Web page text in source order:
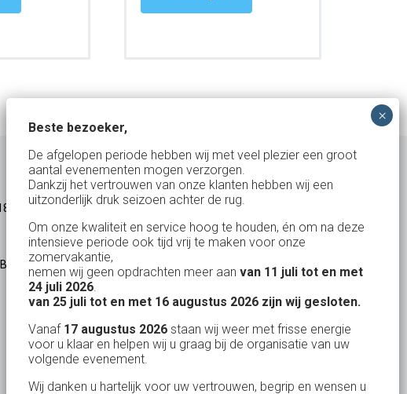
wij in Geldrop
We huren
bier en deze
Er zit
Habets dacht direct mee, toen wij op
zeer korte termijn een feest wilden
geven in onze eigen achtertuin. De
service van Habets sloot ook dit keer
Uw partner in:
Evenementen verhuur
Partyverhuur
Je vindt ons op
Beste bezoeker,
De afgelopen periode hebben wij met veel plezier een groot
aantal evenementen mogen verzorgen.
Dankzij het vertrouwen van onze klanten hebben wij een
uitzonderlijk druk seizoen achter de rug.
Om onze kwaliteit en service hoog te houden, én om na deze
intensieve periode ook tijd vrij te maken voor onze
zomervakantie,
nemen wij geen opdrachten meer aan van 11 juli tot en met
24 juli 2026.
van 25 juli tot en met 16 augustus 2026 zijn wij gesloten.
Vanaf 17 augustus 2026 staan wij weer met frisse energie
voor u klaar en helpen wij u graag bij de organisatie van uw
volgende evenement.
Wij danken u hartelijk voor uw vertrouwen, begrip en wensen u